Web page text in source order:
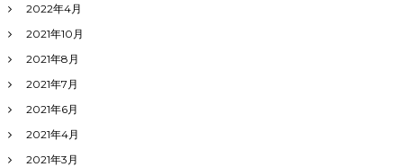
2022年4月
2021年10月
2021年8月
2021年7月
2021年6月
2021年4月
2021年3月